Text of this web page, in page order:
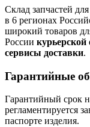
Склад запчастей
в 6 регионах
широкий товаров
России
сервисы доставки.
Гарантийные
Гарантийный срок
регламентируется
паспорте изделия.